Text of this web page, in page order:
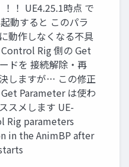
！！ UE4.25.1時点 で
動すると このパラ
動作しなくなる不具
Rig 側の Get
ドを 接続解除・再
しますが… この修正
Parameter は使わ
スメします UE-
Rig parameters
in the AnimBP after